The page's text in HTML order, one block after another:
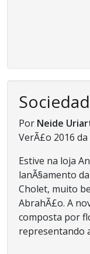
Por Neide
VerÃ£o 2016
Estive na loja
lanÃ§amento
Cholet, muito
AbrahÃ£o. A
composta por
representando